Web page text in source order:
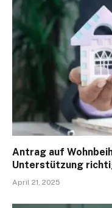
Antrag auf
Unterstützung
April 21, 2025